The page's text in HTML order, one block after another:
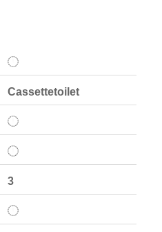
Cassettetoilet
3